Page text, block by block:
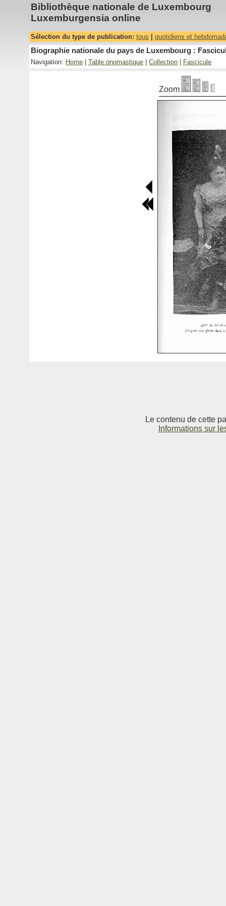
Bibliothèque nationale de Luxembourg
Luxemburgensia online
Sélection du type de publication: tous quotidiens et
Biographie nationale du pays de Luxembourg :
Navigation: Home Table onomastique Collection Fascicule
Zoom
Le contenu de cette
Informations sur